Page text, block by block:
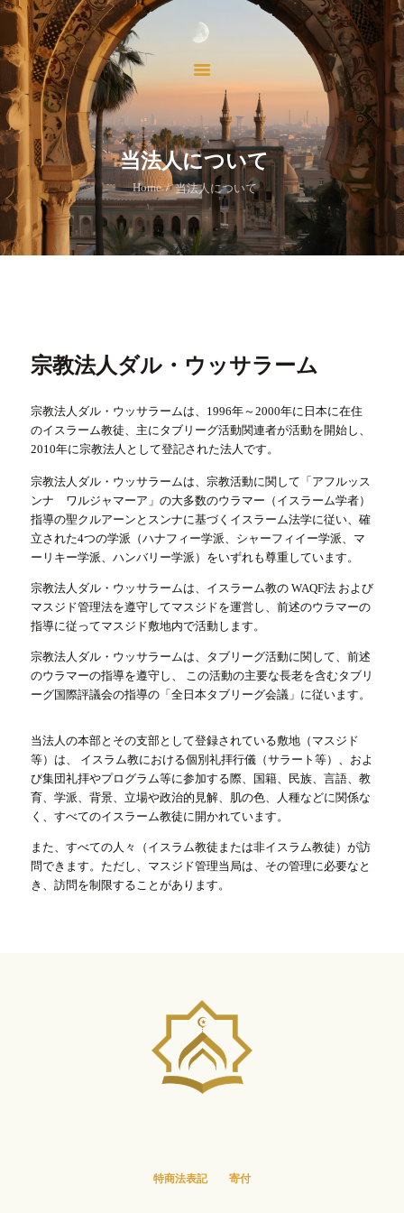
当法人について
Home 当法人について
ホーム
当法人について
当法人の活動
イスラームを学ぶ
お問い合わせ
寄付
宗教法人ダル・ウッサラーム
宗教法人ダル・ウッサラームは、1996年～2000年に日本に在住
のイスラーム教徒、主にタブリーグ活動関連者が活動を開始し、
2010年に宗教法人として登記された法人です。
宗教法人ダル・ウッサラームは、宗教活動に関して「アフルッス
ンナ ワルジャマーア」の大多数のウラマー（イスラーム学者）
指導の聖クルアーンとスンナに基づくイスラーム法学に従い、確
立された4つの学派（ハナフィー学派、シャーフィイー学派、マ
ーリキー学派、ハンバリー学派）をいずれも尊重しています。
宗教法人ダル・ウッサラームは、イスラーム教の WAQF法 および
マスジド管理法を遵守してマスジドを運営し、前述のウラマーの
指導に従ってマスジド敷地内で活動します。
宗教法人ダル・ウッサラームは、タブリーグ活動に関して、前述
のウラマーの指導を遵守し、 この活動の主要な長老を含むタブリ
ーグ国際評議会の指導の「全日本タブリーグ会議」に従います。
当法人の本部とその支部として登録されている敷地（マスジド
等）は、 イスラム教における個別礼拝行儀（サラート等）、およ
び集団礼拝やプログラム等に参加する際、国籍、民族、言語、教
育、学派、背景、立場や政治的見解、肌の色、人種などに関係な
く、すべてのイスラーム教徒に開かれています。
また、すべての人々（イスラム教徒または非イスラム教徒）が訪
問できます。ただし、マスジド管理当局は、その管理に必要なと
き、訪問を制限することがあります。
特商法表記 寄付